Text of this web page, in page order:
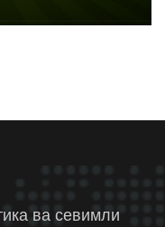
ва севимли